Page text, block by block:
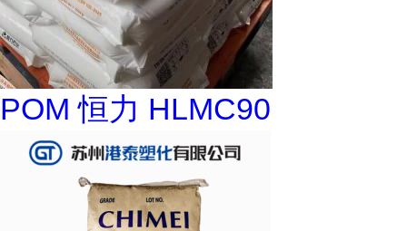
POM 恒力 HLMC90